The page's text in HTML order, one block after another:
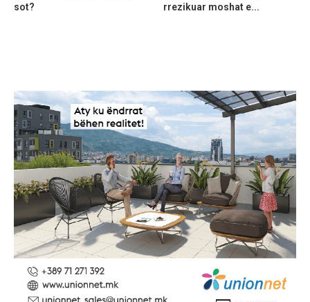
sot?
rrezikuar moshat e...